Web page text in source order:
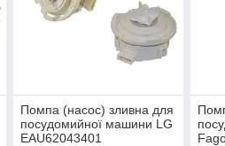
Помпа (насос) зливна для
посудомийної машини LG
EAU62043401